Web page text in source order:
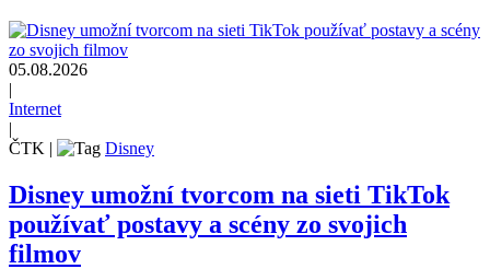
05.08.2026
|
Internet
|
ČTK | Disney
Disney umožní tvorcom na sieti TikTok
používať postavy a scény zo svojich
filmov